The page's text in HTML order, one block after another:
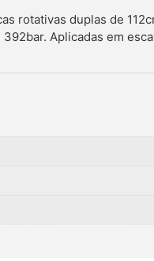
rotativas duplas de
Aplicadas em